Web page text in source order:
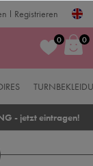
Registrieren
0 0
- jetzt eintragen!